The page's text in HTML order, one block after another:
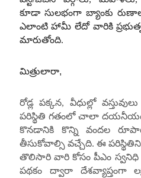
కూడా సులభంగా బ్యాంకు
ఎలాంటి హామీ లేదో వారికి
మారుతోంది.
మిత్రులారా,
రోడ్ల పక్కన, వీధుల్లో
పరిస్థితి గతంలో చాలా
కొనడానికి కొన్ని వందల
తీసుకోవాల్సి వచ్చేది. ఈ పరిస్థితిని
తొలిసారి వారి కోసం పీఎం స్వనిధి
పథకం ద్వారా దేశవ్యాప్తంగా